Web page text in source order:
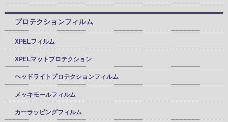
プロテクションフィルム
XPELフィルム
XPELマットプロテクション
ヘッドライトプロテクションフィルム
メッキモールフィルム
カーラッピングフィルム